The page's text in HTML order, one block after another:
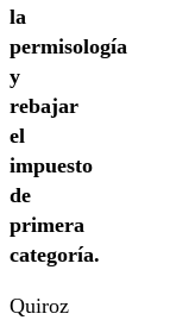
la
permisología
y
rebajar
el
impuesto
de
primera
categoría.
Quiroz